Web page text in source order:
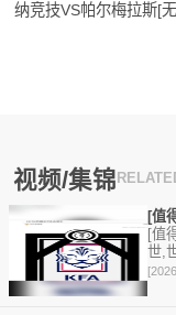
纳竞技VS帕尔梅拉斯[
视频/集锦
[值
世,
站